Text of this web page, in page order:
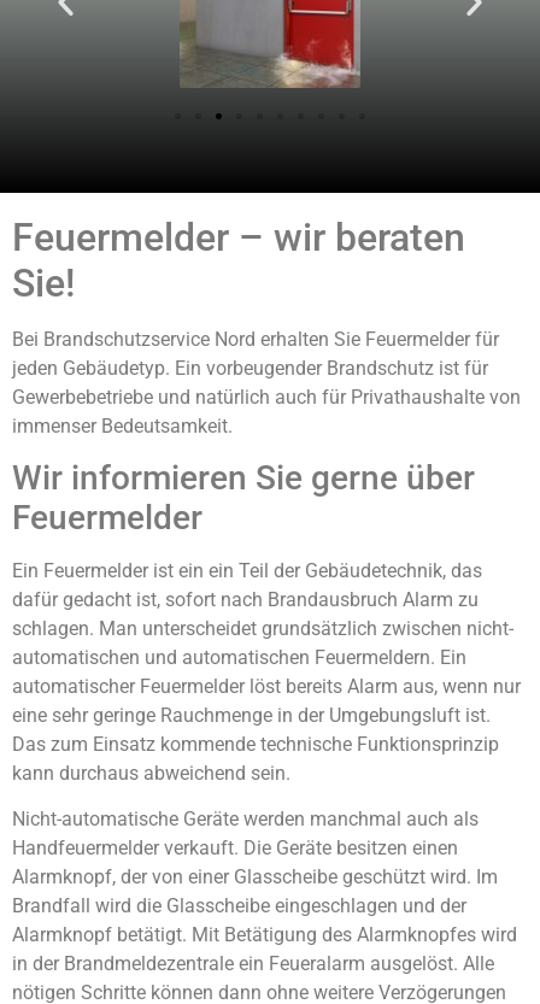
Feuermelder – wir beraten
Sie!
Bei Brandschutzservice Nord erhalten Sie Feuermelder für
jeden Gebäudetyp. Ein vorbeugender Brandschutz ist für
Gewerbebetriebe und natürlich auch für Privathaushalte von
immenser Bedeutsamkeit.
Wir informieren Sie gerne über
Feuermelder
Ein Feuermelder ist ein ein Teil der Gebäudetechnik, das
dafür gedacht ist, sofort nach Brandausbruch Alarm zu
schlagen. Man unterscheidet grundsätzlich zwischen nicht-
automatischen und automatischen Feuermeldern. Ein
automatischer Feuermelder löst bereits Alarm aus, wenn nur
eine sehr geringe Rauchmenge in der Umgebungsluft ist.
Das zum Einsatz kommende technische Funktionsprinzip
kann durchaus abweichend sein.
Nicht-automatische Geräte werden manchmal auch als
Handfeuermelder verkauft. Die Geräte besitzen einen
Alarmknopf, der von einer Glasscheibe geschützt wird. Im
Brandfall wird die Glasscheibe eingeschlagen und der
Alarmknopf betätigt. Mit Betätigung des Alarmknopfes wird
in der Brandmeldezentrale ein Feueralarm ausgelöst. Alle
nötigen Schritte können dann ohne weitere Verzögerungen